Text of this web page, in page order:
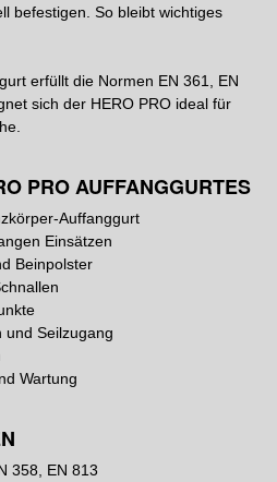
befestigen. So bleibt wichtiges
erfüllt die Normen EN 361, EN
sich der HERO PRO ideal für
PRO AUFFANGGURTES
Auffanggurt
Einsätzen
Beinpolster
und Seilzugang
Wartung
358, EN 813